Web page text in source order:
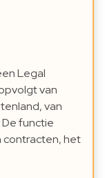
Legal
van
van
functie
contracten, het